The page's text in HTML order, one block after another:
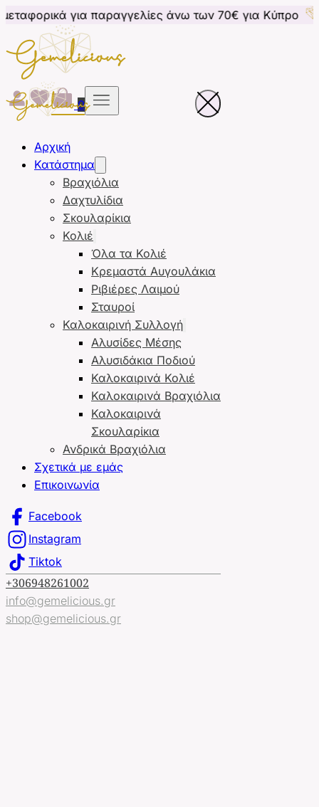
παραγγελίες άνω των 70€ για Κύπρο Δωρεάν
0
Αρχική
Κατάστημα
Βραχιόλια
Δαχτυλίδια
Σκουλαρίκια
Κολιέ
Όλα τα Κολιέ
Κρεμαστά Αυγουλάκια
Ριβιέρες Λαιμού
Σταυροί
Καλοκαιρινή Συλλογή
Αλυσίδες Μέσης
Αλυσιδάκια Ποδιού
Καλοκαιρινά Κολιέ
Καλοκαιρινά Βραχιόλια
Καλοκαιρινά
Σκουλαρίκια
Ανδρικά Βραχιόλια
Σχετικά με εμάς
Επικοινωνία
Facebook
Instagram
Tiktok
+306948261002
info@gemelicious.gr
shop@gemelicious.gr